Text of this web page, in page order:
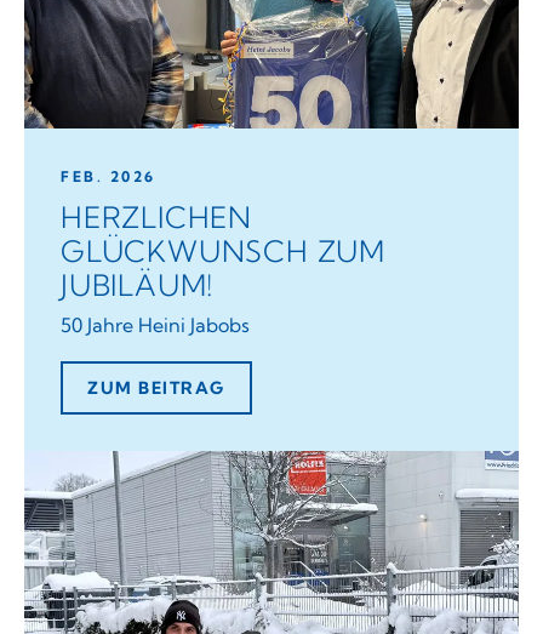
FEB. 2026
HERZLICHEN
GLÜCKWUNSCH ZUM
JUBILÄUM!
50 Jahre Heini Jabobs
ZUM BEITRAG